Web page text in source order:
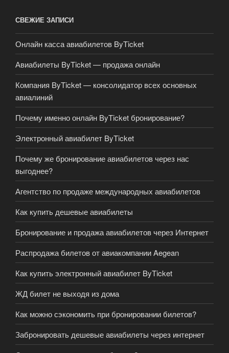
СВЕЖИЕ ЗАПИСИ
Онлайн касса авиабилетов ByTicket
Авиабилеты ByTicket — продажа онлайн
Компания ByTicket — консолидатор всех основных
авиалиний
Почему именно онлайн ByTicket бронирование?
Электронный авиабилет ByTicket
Почему же бронирование авиабилетов через нас
выгоднее?
Агентство по продаже международных авиабилетов
Как купить дешевые авиабилеты
Бронирование и продажа авиабилетов через Интернет
Распродажа билетов от авиакомпании Aegean
Как купить электронный авиабилет ByTicket
ЖД билет не выходя из дома
Как можно сэкономить при бронировании билетов?
Забронировать дешевые авиабилеты через интернет